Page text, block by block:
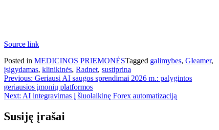
Source link
Posted in MEDICINOS PRIEMONĖSTagged galimybes, Gleamer,
įsigydamas, klinikinės, Radnet, sustiprina
Navigacija
tarp
Previous: Geriausi AI saugos sprendimai 2026 m.: palygintos
geriausios įmonių platformos
Next: AI integravimas į šiuolaikinę Forex automatizaciją
Susiję įrašai